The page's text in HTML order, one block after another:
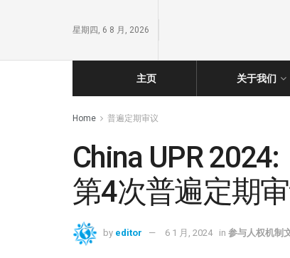
星期四, 6 8 月, 2026
主页 关于我们
Home 普遍定期审议
China UPR
第4次普遍定期
by editor 6 1 月, 2024 in 参与人权机制